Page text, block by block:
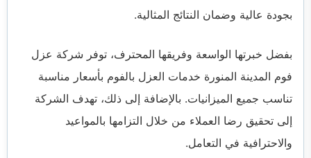
بجودة عالية وضمان النتائج المثالية.
بفضل خبرتها الواسعة وفريقها المحترف، توفر شركة عزل
فوم المدينة المنورة خدمات العزل بالفوم بأسعار مناسبة
تناسب جميع الميزانيات. بالإضافة إلى ذلك، تهدف الشركة
إلى تحقيق رضا العملاء من خلال التزامها بالمواعيد
والاحترافية في التعامل.